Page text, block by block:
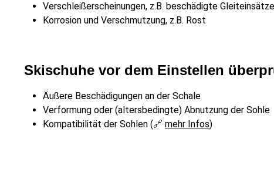
Verschleißerscheinungen, z.B. beschädigte
Korrosion und Verschmutzung, z.B. Rost
Skischuhe vor dem Einstellen
Äußere Beschädigungen an der Schale
Verformung oder (altersbedingte) Abnutzung der Sohle
Kompatibilität der Sohlen (🔗 mehr Infos)